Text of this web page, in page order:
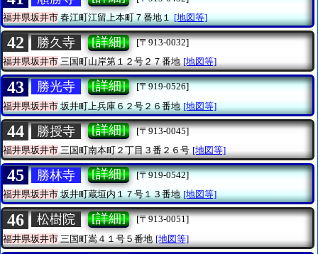
福井県坂井市春江町江留上本町７番地１ [地図等]
42 勝久寺 [詳細]
[〒913-0032]
福井県坂井市三国町山岸第１２号２７番地 [地図等]
43 勝光寺 [詳細]
[〒919-0526]
福井県坂井市坂井町上兵庫６２号２６番地 [地図等]
44 勝授寺 [詳細]
[〒913-0045]
福井県坂井市三国町南本町２丁目３番２６号 [地図等]
45 勝林寺 [詳細]
[〒919-0542]
福井県坂井市坂井町蔵垣内１７号１３番地 [地図等]
46 松樹院 [詳細]
[〒913-0051]
福井県坂井市 三国町嵩４１号５番地 [地図等]